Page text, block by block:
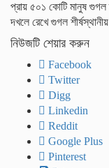
প্রায় ৫০১ কোটি মানুষ গুগল
দখলে রেখে গুগল
নিউজটি শেয়ার করুন
Facebook
Twitter
Digg
Linkedin
Reddit
Google Plus
Pinterest